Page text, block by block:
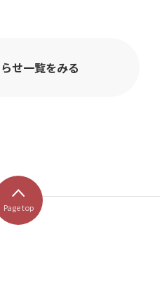
せ一覧をみる
Page top